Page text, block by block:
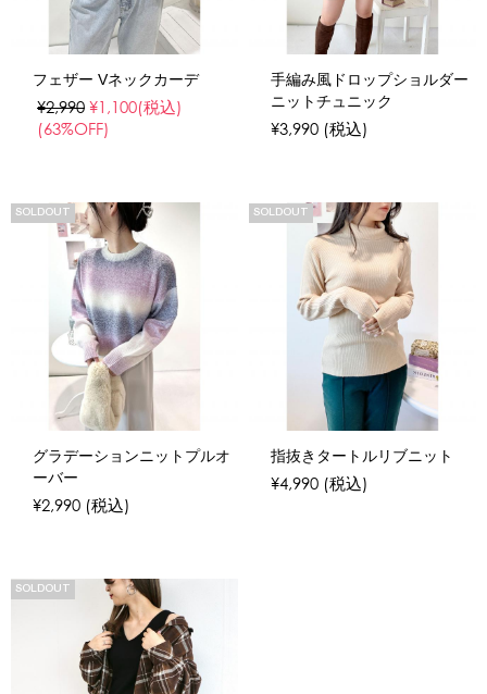
フェザー Vネックカーデ
¥2,990 ¥1,100(税込)
(63%OFF)
手編み風ドロップショルダー
ニットチュニック
¥3,990 (税込)
SOLDOUT
グラデーションニットプルオ
ーバー
¥2,990 (税込)
SOLDOUT
指抜きタートルリブニット
¥4,990 (税込)
SOLDOUT